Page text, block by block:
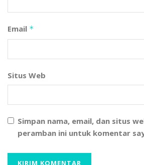
Email *
Situs Web
Simpan nama, email, dan situs
peramban ini untuk komentar